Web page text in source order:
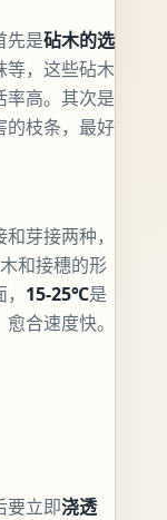
先是砧木的选
等，这些砧木
率高。其次是
的枝条，最好
芽接两种，
和接穗的形
15-25℃是
合速度快。
要立即浇透